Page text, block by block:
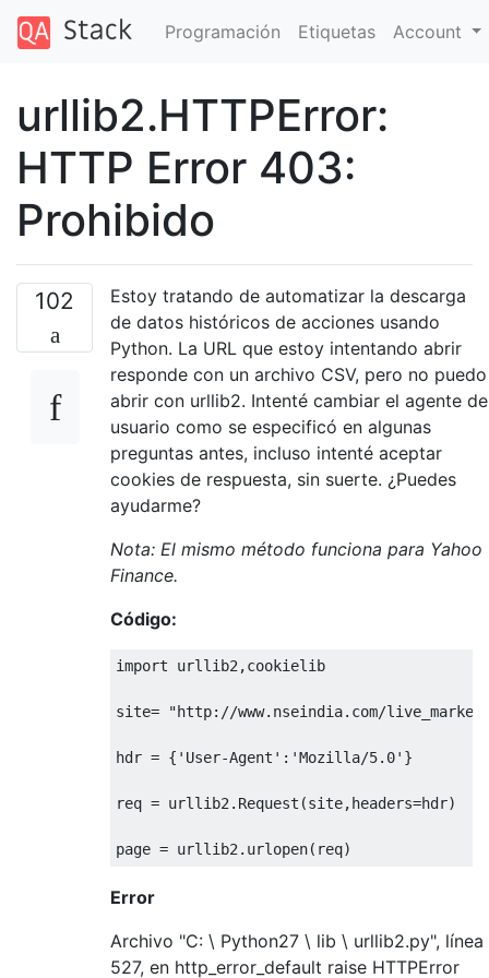
Programación Etiquetas Account
urllib2.HTTPError:
HTTP Error 403:
Prohibido
102
Estoy tratando de automatizar la descarga
de datos históricos de acciones usando
Python. La URL que estoy intentando abrir
responde con un archivo CSV, pero no puedo
abrir con urllib2. Intenté cambiar el agente de
usuario como se especificó en algunas
preguntas antes, incluso intenté aceptar
cookies de respuesta, sin suerte. ¿Puedes
ayudarme?
Nota: El mismo método funciona para Yahoo
Finance.
Código:
import urllib2 ,cookielib
site= "http://www.nseindia.com/live_market/
hdr = { 'User-Agent' : 'Mozilla/5.0' }
req = urllib2 . Request (site,headers=hdr)
page = urllib2 . urlopen( req)
Error
Archivo "C: \ Python27 \ lib \ urllib2.py", línea
527, en http_error_default raise HTTPError